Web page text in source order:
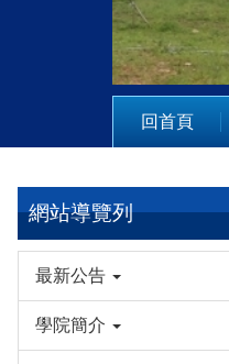
回首頁
網站導覽列
最新公告
學院簡介